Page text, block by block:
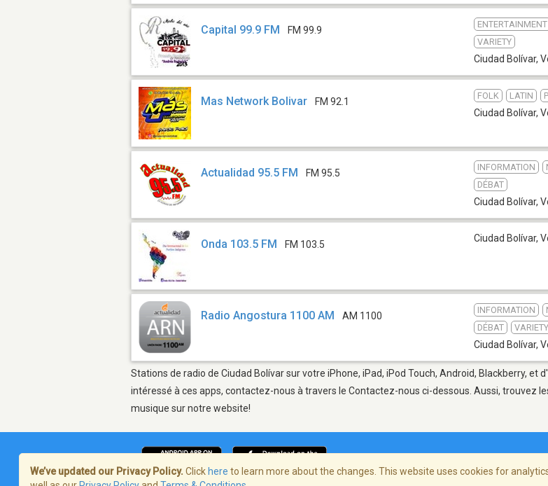
Capital 99.9 FM FM 99.9
ENTERTAINMENT
VARIETY
Ciudad Bolívar,
Mas Network Bolivar FM 92.1
FOLK LATIN
Ciudad Bolívar,
Actualidad 95.5 FM FM 95.5
INFORMATION
DÉBAT
Ciudad Bolívar,
Onda 103.5 FM FM 103.5
Ciudad Bolívar,
Radio Angostura 1100 AM AM 1100
INFORMATION
DÉBAT
VARIETY
Ciudad Bolívar,
Stations de radio de Ciudad Bolívar sur votre iPhone, iPad, iPod Touch, Android, Blackberry,
intéressé à ces apps, contactez-nous à travers le Contactez-nous ci-dessous. Aussi, trouvez
musique sur notre website!
We’ve updated our Privacy Policy. Click here to learn more about the changes. This website uses cookies for